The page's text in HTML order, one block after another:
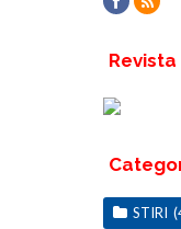
Revista
STIRI